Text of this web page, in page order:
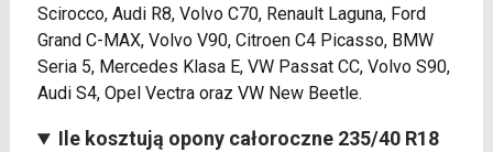
Scirocco, Audi R8, Volvo C70, Renault Laguna, Ford
Grand C-MAX, Volvo V90, Citroen C4 Picasso, BMW
Seria 5, Mercedes Klasa E, VW Passat CC, Volvo S90,
Audi S4, Opel Vectra oraz VW New Beetle.
Ile kosztują opony całoroczne 235/40 R18